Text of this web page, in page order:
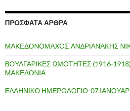
ΠΡΌΣΦΑΤΑ ΆΡΘΡΑ
ΜΑΚΕΔΟΝΟΜΑΧΟΣ ΑΝΔΡΙΑΝΑΚΗΣ
ΒΟΥΛΓΑΡΙΚΕΣ ΩΜΟΤΗΤΕΣ (1916-
ΜΑΚΕΔΟΝΙΑ
ΕΛΛΗΝΙΚΟ ΗΜΕΡΟΛΟΓΙΟ-07